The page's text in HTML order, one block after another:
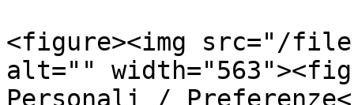
<figure><img src="/
alt=""
Personali /